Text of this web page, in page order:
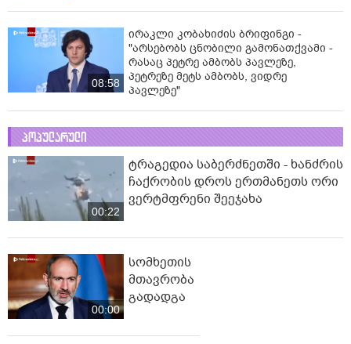
08:58
ირაკლი კობახიძის ბრიფინგი -
"არსებობს ცნობილი გამონათქვამი -
რასაც პეტრე ამბობს პავლეზე,
პეტრეზე მეტს ამბობს, ვიდრე
პავლეზე"
პოპულარული
00:22
ტრაგედია საბერძნეთში - ხანძრის
ჩაქრობის დროს ერთმანეთს ორი
ვერტმფრენი შეეჯახა
00:00
სომხეთის
მთავრობა
გადადგა